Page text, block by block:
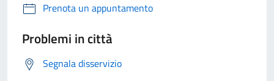
Prenota un appuntamento
Problemi in città
Segnala disservizio